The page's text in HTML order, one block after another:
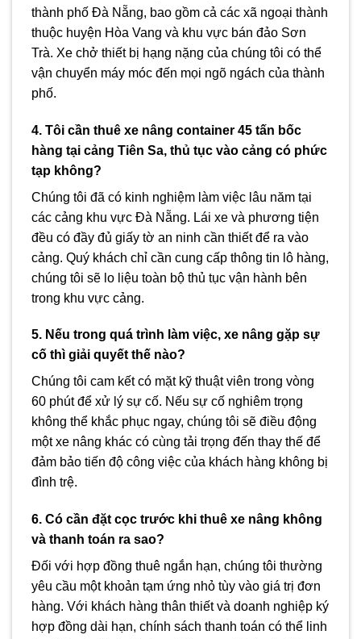
thành phố Đà Nẵng, bao gồm cả các xã ngoại thành
thuộc huyện Hòa Vang và khu vực bán đảo Sơn
Trà. Xe chở thiết bị hạng nặng của chúng tôi có thể
vận chuyển máy móc đến mọi ngõ ngách của thành
phố.
4. Tôi cần thuê xe nâng container 45 tấn bốc
hàng tại cảng Tiên Sa, thủ tục vào cảng có phức
tạp không?
Chúng tôi đã có kinh nghiệm làm việc lâu năm tại
các cảng khu vực Đà Nẵng. Lái xe và phương tiện
đều có đầy đủ giấy tờ an ninh cần thiết để ra vào
cảng. Quý khách chỉ cần cung cấp thông tin lô hàng,
chúng tôi sẽ lo liệu toàn bộ thủ tục vận hành bên
trong khu vực cảng.
5. Nếu trong quá trình làm việc, xe nâng gặp sự
cố thì giải quyết thế nào?
Chúng tôi cam kết có mặt kỹ thuật viên trong vòng
60 phút để xử lý sự cố. Nếu sự cố nghiêm trọng
không thể khắc phục ngay, chúng tôi sẽ điều động
một xe nâng khác có cùng tải trọng đến thay thế để
đảm bảo tiến độ công việc của khách hàng không bị
đình trệ.
6. Có cần đặt cọc trước khi thuê xe nâng không
và thanh toán ra sao?
Đối với hợp đồng thuê ngắn hạn, chúng tôi thường
yêu cầu một khoản tạm ứng nhỏ tùy vào giá trị đơn
hàng. Với khách hàng thân thiết và doanh nghiệp ký
hợp đồng dài hạn, chính sách thanh toán có thể linh